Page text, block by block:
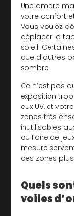
Une ombre
votre confort
Vous voulez
déplacer la
soleil.
que d’autres
sombre.
Ce n’est pas
exposition
aux UV, et
zones très
inutilisables
ou l’aire de
mesure
des zones
Quels
voiles